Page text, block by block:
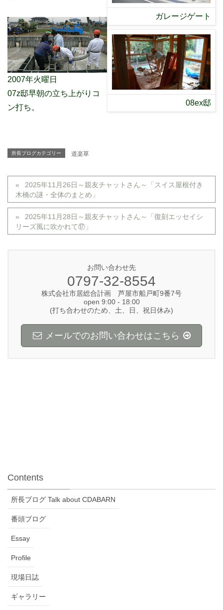
ガレージゲート
08ex邸
2007年火曜日
07z邸早朝の立ち上がりコ
ン打ち。
所長ブログカテゴリー 道楽草
2025年11月26日～親友チャットさん～「スイス屋根付き
木橋の謎・全体のまとめ」
2025年11月28日～親友チャットさん～「復刻エッセイシ
リーズ風に吹かれて⑰」
お問い合わせ先
0797-32-8554
株式会社市居総合計画 芦屋市船戸町9番7号
open 9:00 - 18:00
(打ち合わせのため、土、日、祝日休み)
メールでのお問い合わせはこちら
Contents
所長ブログ Talk about CDABARN
番頭ブログ
Essay
Profile
現場日誌
ギャラリー